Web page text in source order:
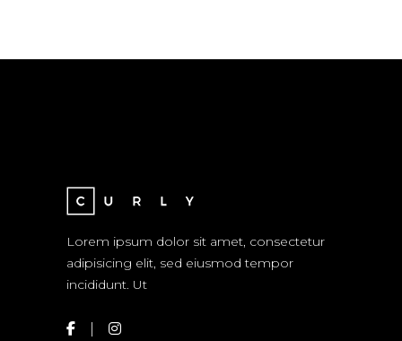
Lorem ipsum dolor sit amet, consectetur
adipisicing elit, sed eiusmod tempor
incididunt. Ut